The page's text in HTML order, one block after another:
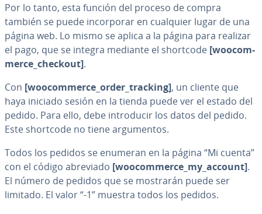
Por lo tanto, esta función del proceso de compra
también se puede in­co­r­po­rar en cualquier lugar de una
página web. Lo mismo se aplica a la página para realizar
el pago, que se integra mediante el shortcode [woo­co­m­
me­r­ce_checkout].
Con [woo­co­m­me­r­ce_order_tracking], un cliente que
haya iniciado sesión en la tienda puede ver el estado del
pedido. Para ello, debe in­tro­du­cir los datos del pedido.
Este shortcode no tiene ar­gu­me­n­tos.
Todos los pedidos se enumeran en la página “Mi cuenta”
con el código abreviado [woo­co­m­me­r­ce_my_account].
El número de pedidos que se mostrarán puede ser
limitado. El valor “-1” muestra todos los pedidos.